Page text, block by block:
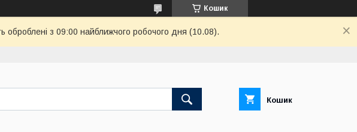
Кошик
оброблені з 09:00 найближчого робочого дня (10.08).
Кошик